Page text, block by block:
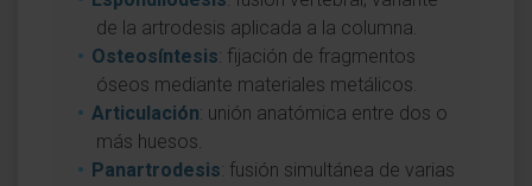
de la artrodesis aplicada a la columna.
Osteosíntesis: fijación de fragmentos
óseos mediante materiales metálicos.
Articulación: unión anatómica entre dos o
más huesos.
Panartrodesis: fusión simultánea de varias